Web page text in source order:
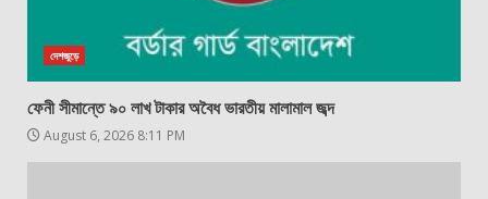
দেশজুড়ে
ফেনী সীমান্তে ৯০ লাখ টাকার অবৈধ ভারতীয় মালামাল জব্দ
August 6, 2026 8:11 PM